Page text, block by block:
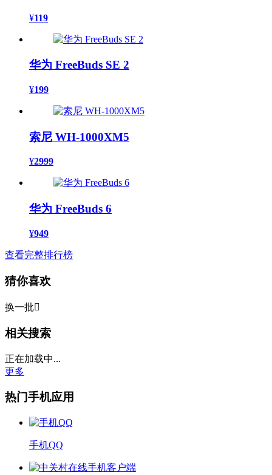
¥119
华为 FreeBuds SE 2
¥199
索尼 WH-1000XM5
¥2999
华为 FreeBuds 6
¥949
查看完整排行榜
猜你喜欢
换一批
相关搜索
正在加载中...
更多
热门手机应用
手机QQ